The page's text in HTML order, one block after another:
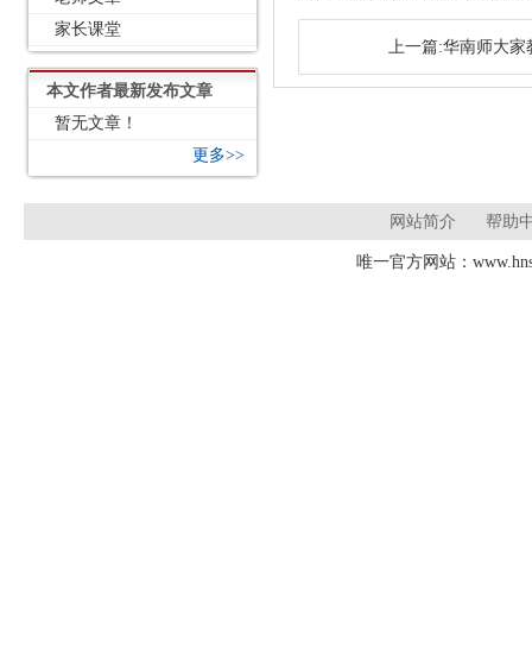
家长课堂
本文作者最新发布文章
暂无文章！
更多>>
上一篇:华南师大家
网站简介 帮助
唯一官方网站：